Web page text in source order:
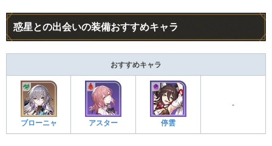
惑星との出会いの装備おすすめキャラ
おすすめキャラ
ブローニャ アスター 停雲
-